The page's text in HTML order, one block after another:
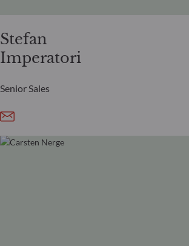
Stefan
Imperatori
Senior Sales